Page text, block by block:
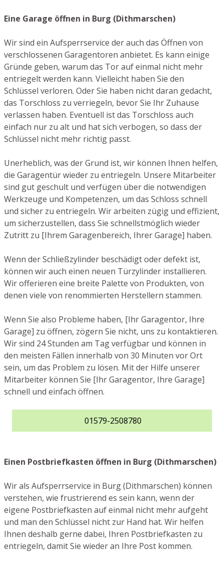
Eine Garage öffnen in Burg (Dithmarschen)
Wir sind ein Aufsperrservice der auch das Öffnen von
verschlossenen Garagentoren anbietet. Es kann einige
Gründe geben, warum das Tor auf einmal nicht mehr
entriegelt werden kann. Vielleicht haben Sie den
Schlüssel verloren. Oder Sie haben nicht daran gedacht,
das Torschloss zu verriegeln, bevor Sie Ihr Zuhause
verlassen haben. Eventuell ist das Torschloss auch
einfach nur zu alt und hat sich verbogen, so dass der
Schlüssel nicht mehr richtig passt.
Unerheblich, was der Grund ist, wir können Ihnen helfen,
die Garagentür wieder zu entriegeln. Unsere Mitarbeiter
sind gut geschult und verfügen über die notwendigen
Werkzeuge und Kompetenzen, um das Schloss schnell
und sicher zu entriegeln. Wir arbeiten zügig und effizient,
um sicherzustellen, dass Sie schnellstmöglich wieder
Zutritt zu [Ihrem Garagenbereich, Ihrer Garage] haben.
Wenn der Schließzylinder beschädigt oder defekt ist,
können wir auch einen neuen Türzylinder installieren.
Wir offerieren eine breite Palette von Produkten, von
denen viele von renommierten Herstellern stammen.
Wenn Sie also Probleme haben, [Ihr Garagentor, Ihre
Garage] zu öffnen, zögern Sie nicht, uns zu kontaktieren.
Wir sind 24 Stunden am Tag verfügbar und können in
den meisten Fällen innerhalb von 30 Minuten vor Ort
sein, um das Problem zu lösen. Mit der Hilfe unserer
Mitarbeiter können Sie [Ihr Garagentor, Ihre Garage]
schnell und einfach öffnen.
01579-2508780
Einen Postbriefkasten öffnen in Burg (Dithmarschen)
Wir als Aufsperrservice in Burg (Dithmarschen) können
verstehen, wie frustrierend es sein kann, wenn der
eigene Postbriefkasten auf einmal nicht mehr aufgeht
und man den Schlüssel nicht zur Hand hat. Wir helfen
Ihnen deshalb gerne dabei, Ihren Postbriefkasten zu
entriegeln, damit Sie wieder an Ihre Post kommen.